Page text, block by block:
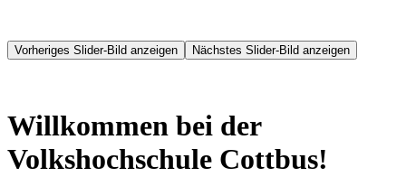
Vorheriges Slider-Bild anzeigen Nächstes Slider-Bild anzeigen
Willkommen bei der
Volkshochschule Cottbus!